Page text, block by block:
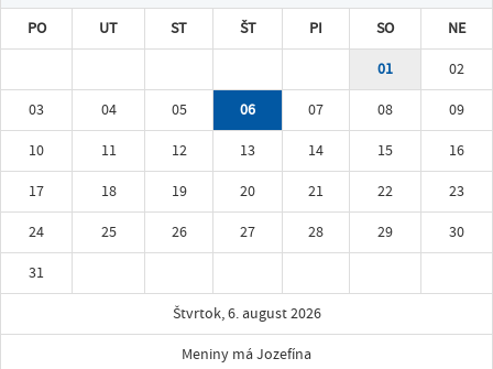
PO UT ST ŠT PI SO
NE
01
02
03
04 05 06 07 08
09
10
11 12 13 14 15
16
17
18 19 20 21 22
23
24
25 26 27 28 29
30
31
Štvrtok, 6. august 2026
Meniny má Jozefína